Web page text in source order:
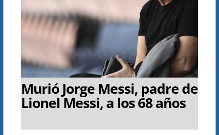
Murió Jorge Messi, padre de
Lionel Messi, a los 68 años